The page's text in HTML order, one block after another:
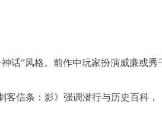
话”风格。前作中玩家扮演威廉或
信条：影》强调潜行与历史百科